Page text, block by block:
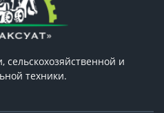
сельскохозяйственной и
техники.